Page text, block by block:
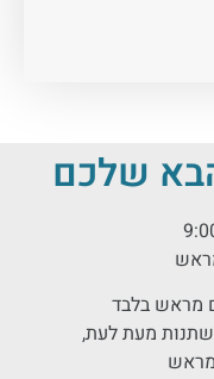
שלכם
מראש בלבד
מעת לעת,